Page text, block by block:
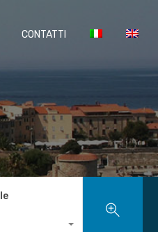
CONTATTI